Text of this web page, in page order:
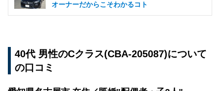
オーナーだからこそわかるコト
40代 男性のCクラス(CBA-205087)について
の口コミ